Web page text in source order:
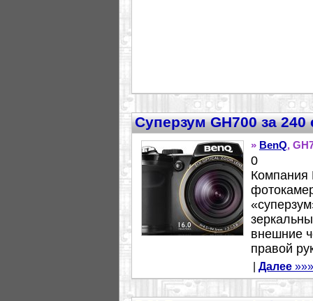
Суперзум GH700 за 240
» BenQ,
0
Компания
внешние
правой
Далее »»»